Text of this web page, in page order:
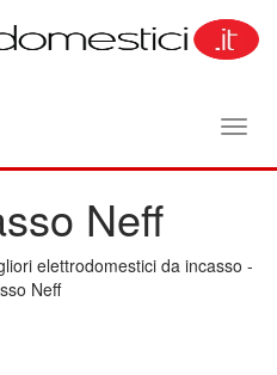
Neff
elettrodomestici da incasso -
Neff